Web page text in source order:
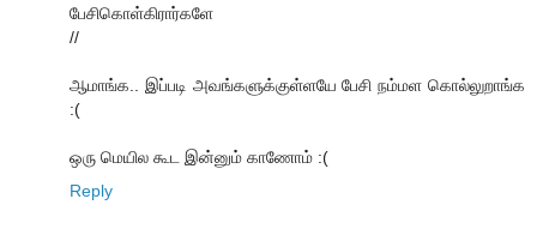
பேசிகொள்கிரார்களே
//
ஆமாங்க.. இப்படி அவங்களுக்குள்ளயே பேசி நம்மள கொல்லுறாங்க
:(
ஒரு மெயில கூட இன்னும் காணோம் :(
Reply